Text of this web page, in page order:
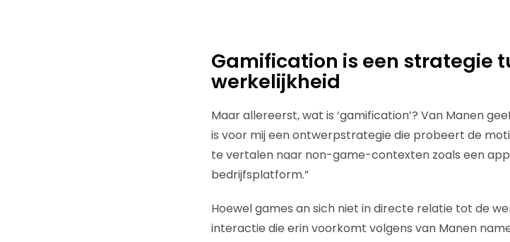
Gamification is een strategie
werkelijkheid
Maar allereerst, wat is ‘gamification’? Van Manen
is voor mij een ontwerpstrategie die probeert de
te vertalen naar non-game-contexten zoals een
bedrijfsplatform.”
Hoewel games an sich niet in directe relatie tot de
interactie die erin voorkomt volgens van Manen